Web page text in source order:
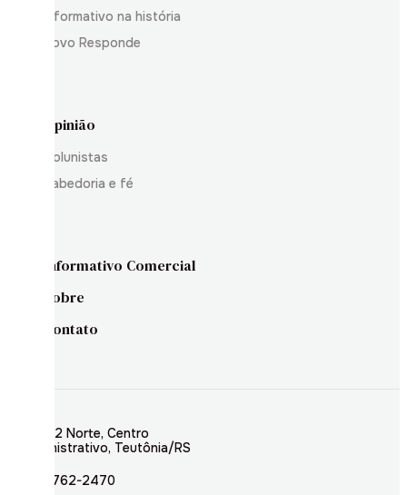
Informativo na história
Povo Responde
Opinião
Colunistas
Sabedoria e fé
Informativo Comercial
Sobre
Contato
Rua 02 Norte, Centro
Administrativo, Teutônia/RS
(51) 3762-2470